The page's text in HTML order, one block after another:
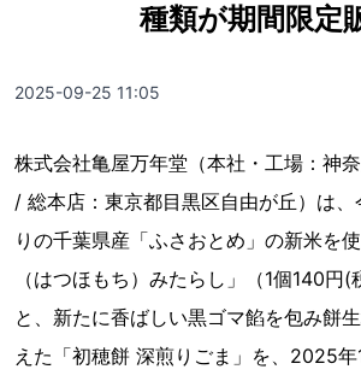
種類が期間限定
2025-09-25 11:05
株式会社亀屋万年堂（本社・工場：神
/ 総本店：東京都目黒区自由が丘）は
りの千葉県産「ふさおとめ」の新米を
（はつほもち）みたらし」（1個140円(
と、新たに香ばしい黒ゴマ餡を包み餅
えた「初穂餅 深煎りごま」を、2025